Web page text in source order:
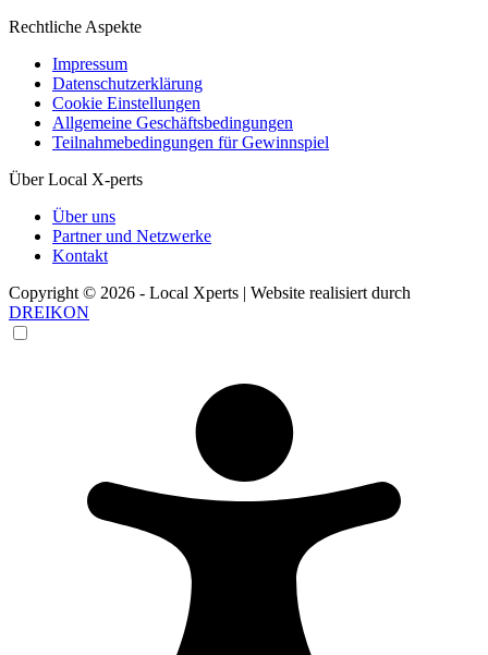
Rechtliche Aspekte
Impressum
Datenschutzerklärung
Cookie Einstellungen
Allgemeine Geschäftsbedingungen
Teilnahmebedingungen für Gewinnspiel
Über Local X-perts
Über uns
Partner und Netzwerke
Kontakt
Copyright © 2026 - Local Xperts | Website realisiert durch
DREIKON